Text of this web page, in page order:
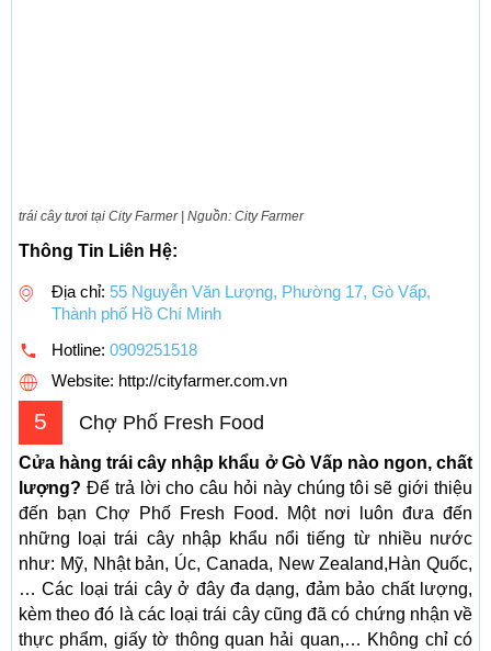
trái cây tươi tại City Farmer | Nguồn: City Farmer
Thông Tin Liên Hệ:
Địa chỉ: 55 Nguyễn Văn Lượng, Phường 17, Gò Vấp,
Thành phố Hồ Chí Minh
Hotline: 0909251518
Website: http://cityfarmer.com.vn
5 Chợ Phố Fresh Food
Cửa hàng trái cây nhập khẩu ở Gò Vấp nào ngon, chất
lượng? Để trả lời cho câu hỏi này chúng tôi sẽ giới thiệu
đến bạn Chợ Phố Fresh Food. Một nơi luôn đưa đến
những loại trái cây nhập khẩu nổi tiếng từ nhiều nước
như: Mỹ, Nhật bản, Úc, Canada, New Zealand,Hàn Quốc,
… Các loại trái cây ở đây đa dạng, đảm bảo chất lượng,
kèm theo đó là các loại trái cây cũng đã có chứng nhận về
thực phẩm, giấy tờ thông quan hải quan,… Không chỉ có